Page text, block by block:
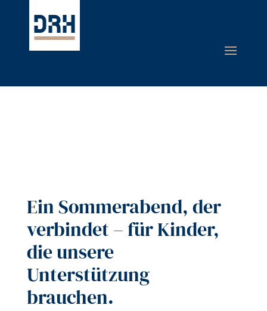
Ein Sommerabend, der
verbindet – für Kinder,
die unsere
Unterstützung
brauchen.